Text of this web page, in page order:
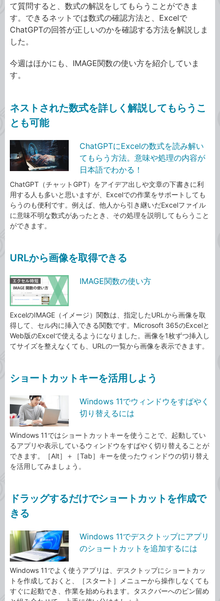
て質問すると、数式の解説をしてもらうことができま
す。できるネットでは数式の確認方法と、Excelで
ChatGPTの回答が正しいのかを確認する方法を解説しま
した。
今週はほかにも、IMAGE関数の使い方を紹介していま
す。
ネストされた数式を詳しく解説してもらうこ
とも可能
ChatGPTにExcelの数式を読み解い
てもらう方法。意味や処理の内容が
日本語でわかる！
ChatGPT（チャットGPT）をアイデア出しや文章の下書きに利
用する人も多いと思いますが、Excelでの作業をサポートしても
らうのも便利です。例えば、他人から引き継いだExcelファイル
に意味不明な数式があったとき、その処理を説明してもらうこと
ができます。
URLから画像を取得できる
IMAGE関数の使い方
ExcelのIMAGE（イメージ）関数は、指定したURLから画像を取
得して、セル内に挿入できる関数です。Microsoft 365のExcelと
Web版のExcelで使えるようになりました。画像を1枚ずつ挿入し
てサイズを整えなくても、URLの一覧から画像を表示できます。
ショートカットキーを活用しよう
Windows 11でウィンドウをすばやく
切り替えるには
Windows 11ではショートカットキーを使うことで、起動してい
るアプリや表示しているウィンドウをすばやく切り替えることが
できます。［Alt］＋［Tab］キーを使ったウィンドウの切り替え
を活用してみましょう。
ドラッグするだけでショートカットを作成で
きる
Windows 11でデスクトップにアプリ
のショートカットを追加するには
Windows 11でよく使うアプリは、デスクトップにショートカッ
トを作成しておくと、［スタート］メニューから操作しなくても
すぐに起動でき、作業を始められます。タスクバーへのピン留め